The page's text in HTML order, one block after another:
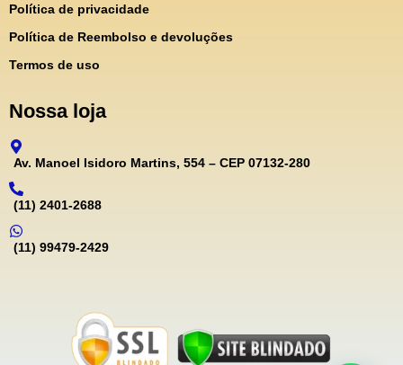
Política de privacidade
Política de Reembolso e devoluções
Termos de uso
Nossa loja
Av. Manoel Isidoro Martins, 554 – CEP 07132-280
(11) 2401-2688
(11) 99479-2429